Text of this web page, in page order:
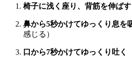
椅子に浅く座り、背筋を伸ばす
鼻から5秒かけてゆっくり息を
感じる）
口から7秒かけてゆっくり吐く